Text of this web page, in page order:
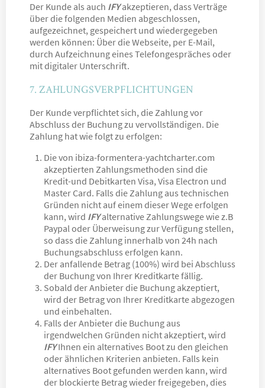
Der Kunde als auch IFYakzeptieren, dass Verträge
über die folgenden Medien abgeschlossen,
aufgezeichnet, gespeichert und wiedergegeben
werden können: Über die Webseite, per E-Mail,
durch Aufzeichnung eines Telefongespräches oder
mit digitaler Unterschrift.
7. ZAHLUNGSVERPFLICHTUNGEN
Der Kunde verpflichtet sich, die Zahlung vor
Abschluss der Buchung zu vervollständigen. Die
Zahlung hat wie folgt zu erfolgen:
Die von ibiza-formentera-yachtcharter.com
akzeptierten Zahlungsmethoden sind die
Kredit-und Debitkarten Visa, Visa Electron und
Master Card. Falls die Zahlung aus technischen
Gründen nicht auf einem dieser Wege erfolgen
kann, wird IFYalternative Zahlungswege wie z.B
Paypal oder Überweisung zur Verfügung stellen,
so dass die Zahlung innerhalb von 24h nach
Buchungsabschluss erfolgen kann.
Der anfallende Betrag (100%) wird bei Abschluss
der Buchung von Ihrer Kreditkarte fällig.
Sobald der Anbieter die Buchung akzeptiert,
wird der Betrag von Ihrer Kreditkarte abgezogen
und einbehalten.
Falls der Anbieter die Buchung aus
irgendwelchen Gründen nicht akzeptiert, wird
IFYIhnen ein alternatives Boot zu den gleichen
oder ähnlichen Kriterien anbieten. Falls kein
alternatives Boot gefunden werden kann, wird
der blockierte Betrag wieder freigegeben, dies